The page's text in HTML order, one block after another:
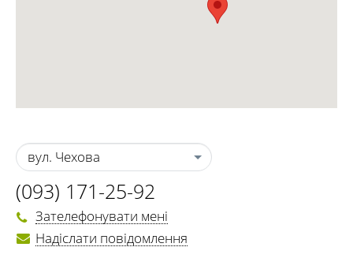
вул. Чехова
(093) 171-25-92
Зателефонувати мені
Надіслати повідомлення